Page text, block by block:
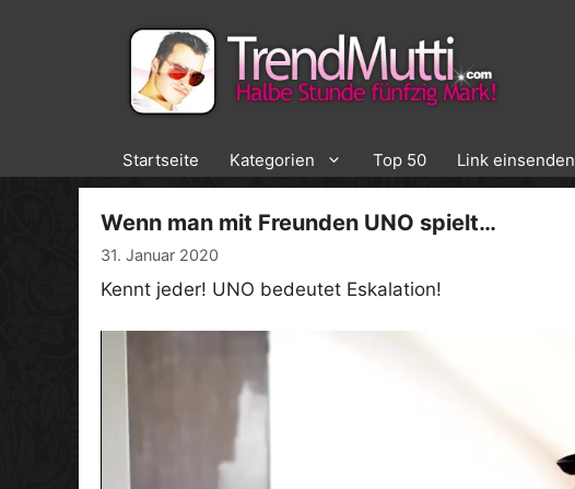
Startseite Kategorien Top 50 Link einsenden
Wenn man mit Freunden UNO spielt…
31. Januar 2020
Kennt jeder! UNO bedeutet Eskalation!